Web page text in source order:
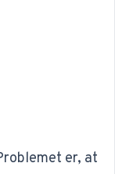
er, at